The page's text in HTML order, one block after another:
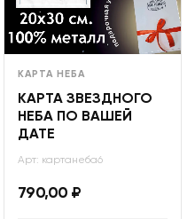
КАРТА НЕБА
КАРТА ЗВЕЗДНОГО
НЕБА ПО ВАШЕЙ
ДАТЕ
Арт: картанеба6
790,00 ₽